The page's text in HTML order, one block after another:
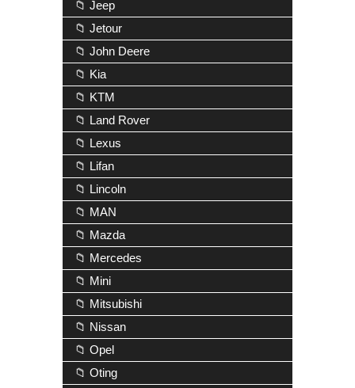
📁 Jeep
📁 Jetour
📁 John Deere
📁 Kia
📁 KTM
📁 Land Rover
📁 Lexus
📁 Lifan
📁 Lincoln
📁 MAN
📁 Mazda
📁 Mercedes
📁 Mini
📁 Mitsubishi
📁 Nissan
📁 Opel
📁 Oting